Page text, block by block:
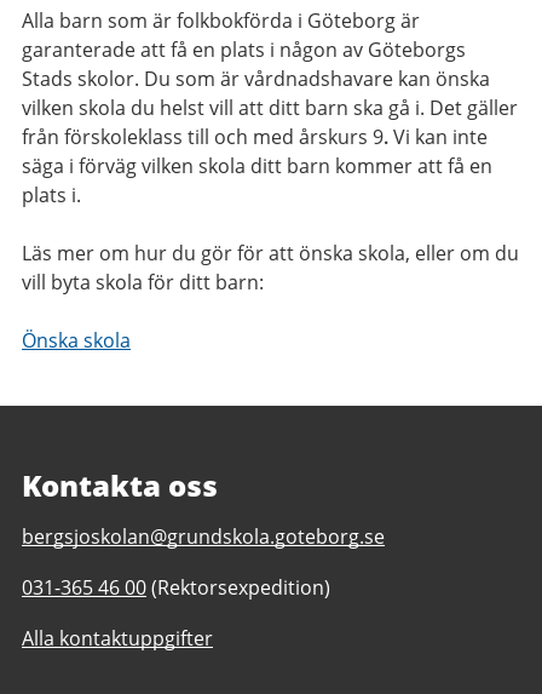
Alla barn som är folkbokförda i Göteborg är
garanterade att få en plats i någon av Göteborgs
Stads skolor. Du som är vårdnadshavare kan önska
vilken skola du helst vill att ditt barn ska gå i. Det gäller
från förskoleklass till och med årskurs 9.Vi kan inte
säga i förväg vilken skola ditt barn kommer att få en
plats i.
Läs mer om hur du gör för att önska skola, eller om du
vill byta skola för ditt barn:
Önska skola
Kontakta oss
E-
till
Bergsjöskolan
F-
bergsjoskolan@grundskola.goteborg.se
Telefonnummer
Bergsjöskolan
031-365 46 00(Rektorsexpedition)
Alla kontaktuppgifter